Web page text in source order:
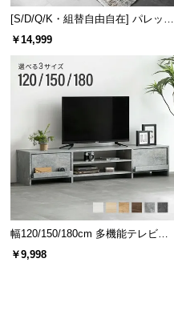
[S/D/Q/K・組替自由自在] パレット
ベッド 8/12/16枚セット
￥14,999
幅120/150/180cm 多機能テレビボ
ード 木目/石目調 オープン収納・
引き出し収納付き
￥9,998